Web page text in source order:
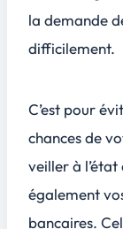
la demande
difficilement.
C’est pour
chances de
veiller à
également
bancaires.